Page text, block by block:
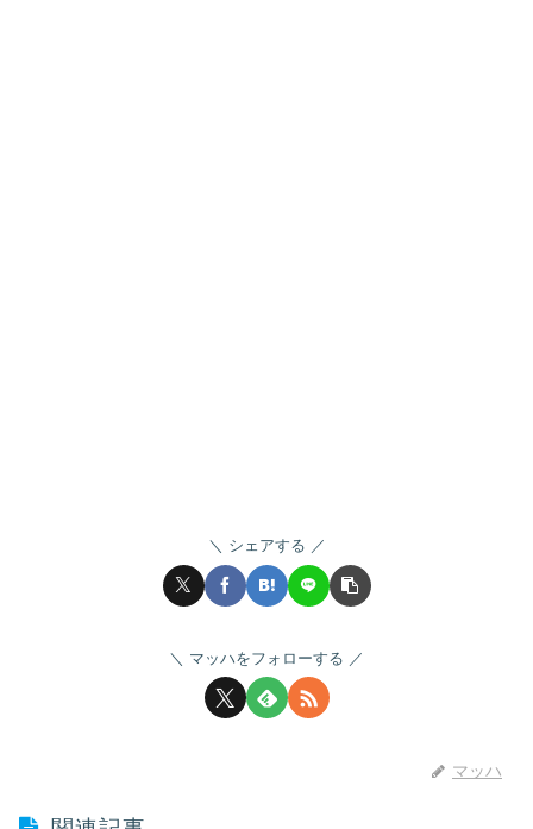
シェアする
マッハをフォローする
マッハ